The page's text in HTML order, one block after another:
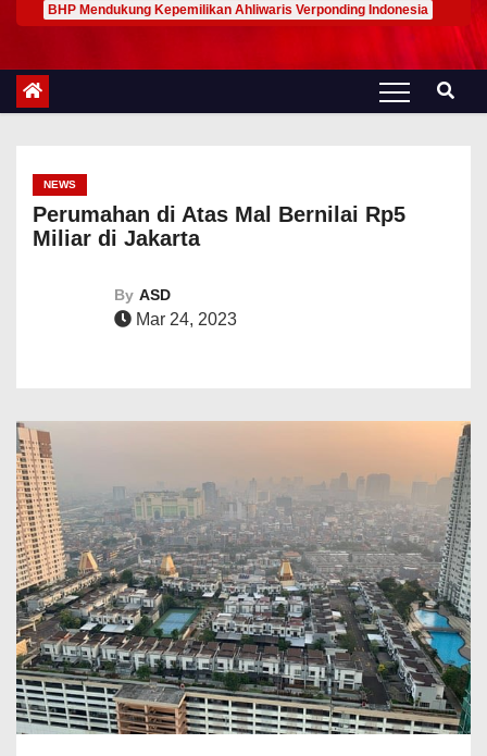
BHP Mendukung Kepemilikan Ahliwaris Verponding Indonesia
NEWS
Perumahan di Atas Mal Bernilai Rp5
Miliar di Jakarta
By ASD
Mar 24, 2023